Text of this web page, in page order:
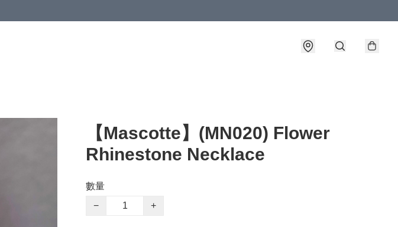
【Mascotte】(MN020) Flower
Rhinestone Necklace
數量
−
+